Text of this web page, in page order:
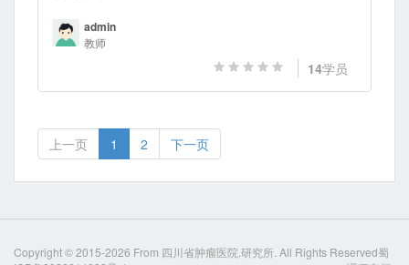
admin
教师
14学员
上一页 1 2 下一页
Copyright © 2015-2026 From 四川省肿瘤医院.研究所 . All Rights Reserved蜀